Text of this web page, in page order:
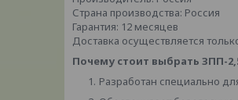
Страна производства: Россия
Гарантия: 12 месяцев
Доставка осуществляется
Почему стоит выбрать ЗПП-
Разработан специально